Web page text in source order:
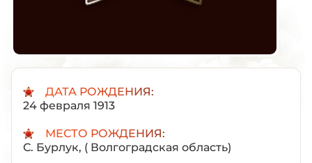
ДАТА РОЖДЕНИЯ:
24 февраля 1913
МЕСТО РОЖДЕНИЯ:
С. Бурлук, ( Волгоградская область)